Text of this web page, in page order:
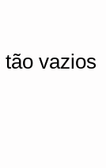
vazios